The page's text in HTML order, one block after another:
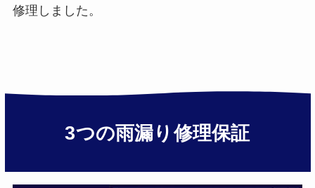
修理しました。
3つの雨漏り修理保証